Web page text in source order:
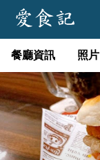
餐廳資訊 照片